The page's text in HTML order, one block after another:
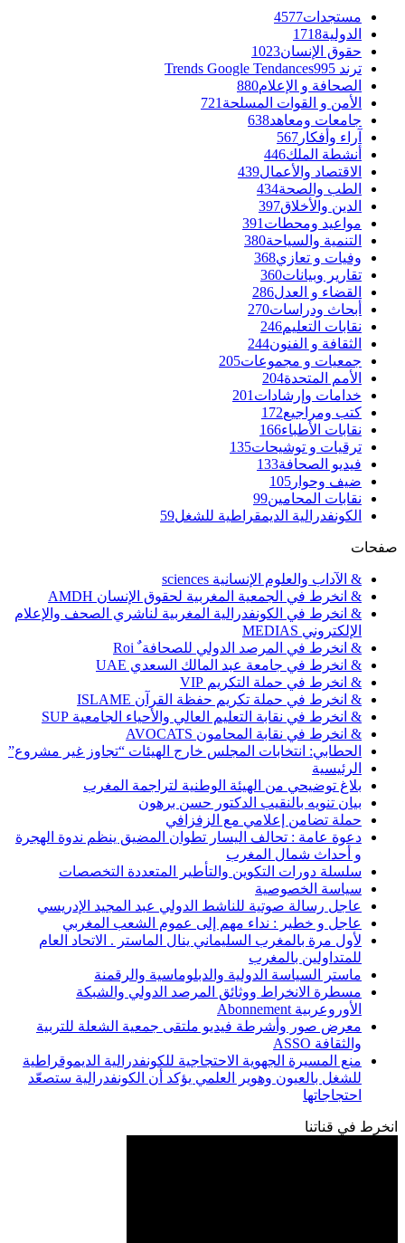
مستجدات4577
الدولية1718
حقوق الإنسان1023
ترند Trends Google Tendances 995
الصحافة و الإعلام880
الأمن و القوات المسلحة 721
جامعات ومعاهد638
آراء وأفكار 567
أنشطة الملك446
الاقتصاد والأعمال439
الطب والصحة434
الدين والأخلاق397
مواعيد ومحطات 391
التنمية والسياحة380
وفيات و تعازي368
تقارير وبيانات360
القضاء و العدل286
أبحاث ودراسات270
نقابات التعليم246
الثقافة و الفنون244
جمعيات و مجموعات205
الأمم المتحدة204
خدامات وإرشادات 201
كتب ومراجيع172
نقابات الأطباء166
ترقيات و توشيحات135
فيديو الصحافة133
ضيف وحوار 105
نقابات المحامين99
الكونفدرالية الديمقراطية للشغل59
صفحات
& الآداب والعلوم الإنسانية sciences
& انخرط في الجمعية المغربية لحقوق الإنسان AMDH
& انخرط في الكونفدرالية المغربية لناشري الصحف والإعلام
الإلكتروني MEDIAS
& انخرط في المرصد الدولي للصحافة ٌ Roi
& انخرط في جامعة عبد المالك السعدي UAE
& انخرط في حملة التكريم VIP
& انخرط في حملة تكريم حفظة القرآن ISLAME
& انخرط في نقابة التعليم العالي والأحياء الجامعية SUP
& انخرط في نقابة المحامون AVOCATS
الحطابي: انتخابات المجلس خارج الهيئات “تجاوز غير مشروع”
الرئيسية
بلاغ توضيحي من الهيئة الوطنية لتراجمة المغرب
بيان تنويه بالنقيب الدكتور حسن برهون
حملة تضامن إعلامي مع الزفزافي
دعوة عامة : تحالف اليسار تطوان المضيق ينظم ندوة الهجرة
و أحداث شمال المغرب
سلسلة دورات التكوين والتأطير المتعددة التخصصات
سياسة الخصوصية
عاجل رسالة صوتية للناشط الدولي عبد المجيد الإدريسي
عاجل و خطير : نداء مهم إلى عموم الشعب المغربي
لأول مرة بالمغرب السليماني ينال الماستر . الاتحاد العام
للمتداولين بالمغرب
ماستر السياسة الدولية والدبلوماسية والرقمنة
مسطرة الانخراط ووثائق المرصد الدولي والشبكة
الأوروعربية Abonnement
معرض صور وأشرطة فيديو ملتقى جمعية الشعلة للتربية
والثقافة ASSO
منع المسيرة الجهوية الاحتجاجية للكونفدرالية الديموقراطية
للشغل بالعيون وهوير العلمي يؤكد أن الكونفدرالية ستصعّد
احتجاجاتها
انخرط في قناتنا